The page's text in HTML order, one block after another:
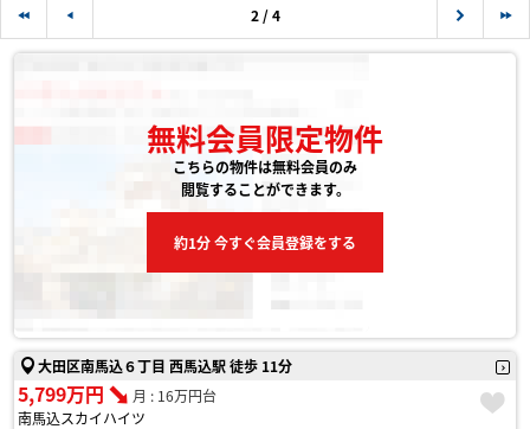
2 / 4
無料会員限定物件
こちらの物件は無料会員のみ
閲覧することができます。
約1分 今すぐ会員登録をする
大田区南馬込６丁目 西馬込駅 徒歩 11分
5,799万円
月 : 16万円台
南馬込スカイハイツ